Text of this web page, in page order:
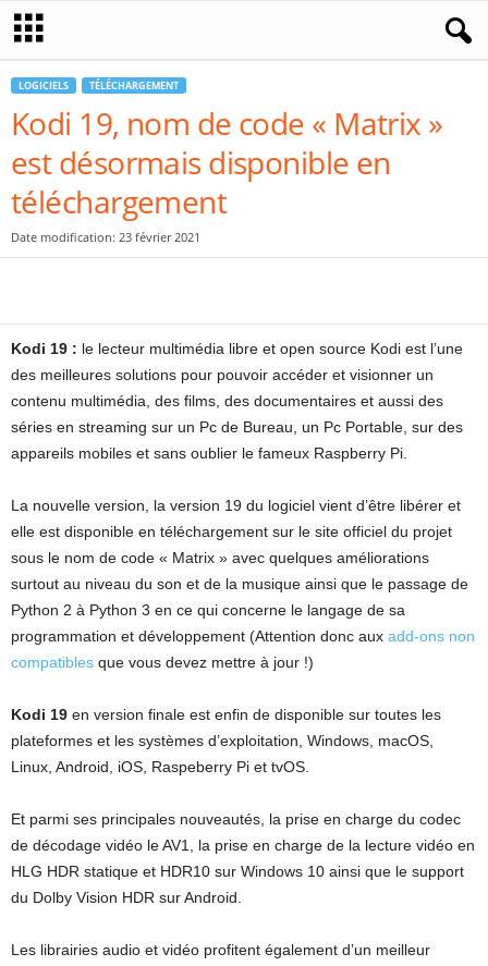
LOGICIELS TÉLÉCHARGEMENT
Kodi 19, nom de code « Matrix »
est désormais disponible en
téléchargement
Date modification: 23 février 2021
Kodi 19 : le lecteur multimédia libre et open source Kodi est l’une
des meilleures solutions pour pouvoir accéder et visionner un
contenu multimédia, des films, des documentaires et aussi des
séries en streaming sur un Pc de Bureau, un Pc Portable, sur des
appareils mobiles et sans oublier le fameux Raspberry Pi.
La nouvelle version, la version 19 du logiciel vient d’être libérer et
elle est disponible en téléchargement sur le site officiel du projet
sous le nom de code « Matrix » avec quelques améliorations
surtout au niveau du son et de la musique ainsi que le passage de
Python 2 à Python 3 en ce qui concerne le langage de sa
programmation et développement (Attention donc aux add-ons non
compatibles que vous devez mettre à jour !)
Kodi 19 en version finale est enfin de disponible sur toutes les
plateformes et les systèmes d’exploitation, Windows, macOS,
Linux, Android, iOS, Raspeberry Pi et tvOS.
Et parmi ses principales nouveautés, la prise en charge du codec
de décodage vidéo le AV1, la prise en charge de la lecture vidéo en
HLG HDR statique et HDR10 sur Windows 10 ainsi que le support
du Dolby Vision HDR sur Android.
Les librairies audio et vidéo profitent également d’un meilleur